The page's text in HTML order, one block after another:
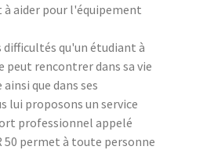
aider pour l'équipement
difficultés qu'un étudiant à
rencontrer dans sa vie
que dans ses
lui proposons un service
professionnel appelé
50 permet à toute personne